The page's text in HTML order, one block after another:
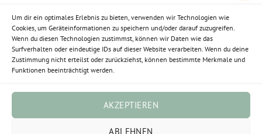
Um dir ein optimales Erlebnis zu bieten, verwenden wir Technologien wie
Cookies, um Geräteinformationen zu speichern und/oder darauf zuzugreifen.
Wenn du diesen Technologien zustimmst, können wir Daten wie das
Surfverhalten oder eindeutige IDs auf dieser Website verarbeiten. Wenn du deine
Zustimmung nicht erteilst oder zurückziehst, können bestimmte Merkmale und
Funktionen beeinträchtigt werden.
AKZEPTIEREN
ABLEHNEN
Impressum
Datenschutzerklärung
Widerrufsbelehrung
Cookie-Richtlinie (EU)